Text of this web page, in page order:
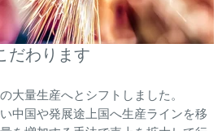
だわります
大量生産へとシフトしました。
中国や発展途上国へ生産ラインを移